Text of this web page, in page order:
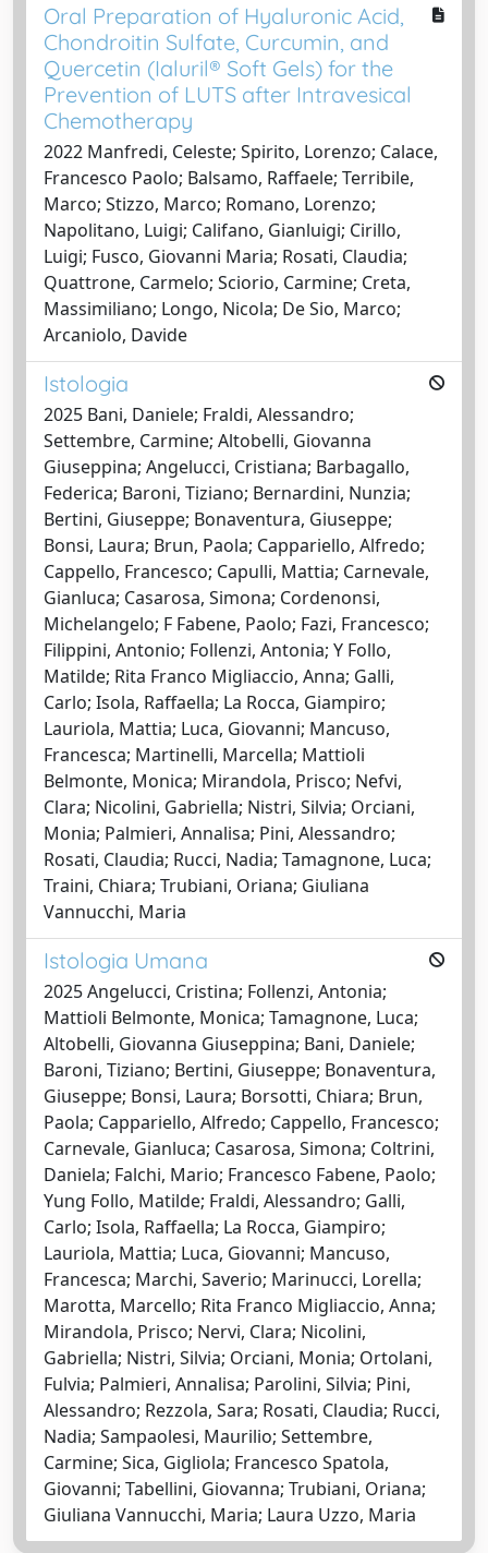
Oral Preparation of Hyaluronic Acid,
Chondroitin Sulfate, Curcumin, and
Quercetin (Ialuril® Soft Gels) for the
Prevention of LUTS after Intravesical
Chemotherapy
2022 Manfredi, Celeste; Spirito, Lorenzo; Calace,
Francesco Paolo; Balsamo, Raffaele; Terribile,
Marco; Stizzo, Marco; Romano, Lorenzo;
Napolitano, Luigi; Califano, Gianluigi; Cirillo,
Luigi; Fusco, Giovanni Maria; Rosati, Claudia;
Quattrone, Carmelo; Sciorio, Carmine; Creta,
Massimiliano; Longo, Nicola; De Sio, Marco;
Arcaniolo, Davide
Istologia
2025 Bani, Daniele; Fraldi, Alessandro;
Settembre, Carmine; Altobelli, Giovanna
Giuseppina; Angelucci, Cristiana; Barbagallo,
Federica; Baroni, Tiziano; Bernardini, Nunzia;
Bertini, Giuseppe; Bonaventura, Giuseppe;
Bonsi, Laura; Brun, Paola; Cappariello, Alfredo;
Cappello, Francesco; Capulli, Mattia; Carnevale,
Gianluca; Casarosa, Simona; Cordenonsi,
Michelangelo; F Fabene, Paolo; Fazi, Francesco;
Filippini, Antonio; Follenzi, Antonia; Y Follo,
Matilde; Rita Franco Migliaccio, Anna; Galli,
Carlo; Isola, Raffaella; La Rocca, Giampiro;
Lauriola, Mattia; Luca, Giovanni; Mancuso,
Francesca; Martinelli, Marcella; Mattioli
Belmonte, Monica; Mirandola, Prisco; Nefvi,
Clara; Nicolini, Gabriella; Nistri, Silvia; Orciani,
Monia; Palmieri, Annalisa; Pini, Alessandro;
Rosati, Claudia; Rucci, Nadia; Tamagnone, Luca;
Traini, Chiara; Trubiani, Oriana; Giuliana
Vannucchi, Maria
Istologia Umana
2025 Angelucci, Cristina; Follenzi, Antonia;
Mattioli Belmonte, Monica; Tamagnone, Luca;
Altobelli, Giovanna Giuseppina; Bani, Daniele;
Baroni, Tiziano; Bertini, Giuseppe; Bonaventura,
Giuseppe; Bonsi, Laura; Borsotti, Chiara; Brun,
Paola; Cappariello, Alfredo; Cappello, Francesco;
Carnevale, Gianluca; Casarosa, Simona; Coltrini,
Daniela; Falchi, Mario; Francesco Fabene, Paolo;
Yung Follo, Matilde; Fraldi, Alessandro; Galli,
Carlo; Isola, Raffaella; La Rocca, Giampiro;
Lauriola, Mattia; Luca, Giovanni; Mancuso,
Francesca; Marchi, Saverio; Marinucci, Lorella;
Marotta, Marcello; Rita Franco Migliaccio, Anna;
Mirandola, Prisco; Nervi, Clara; Nicolini,
Gabriella; Nistri, Silvia; Orciani, Monia; Ortolani,
Fulvia; Palmieri, Annalisa; Parolini, Silvia; Pini,
Alessandro; Rezzola, Sara; Rosati, Claudia; Rucci,
Nadia; Sampaolesi, Maurilio; Settembre,
Carmine; Sica, Gigliola; Francesco Spatola,
Giovanni; Tabellini, Giovanna; Trubiani, Oriana;
Giuliana Vannucchi, Maria; Laura Uzzo, Maria